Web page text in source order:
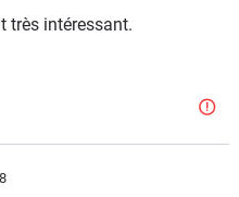
très intéressant.